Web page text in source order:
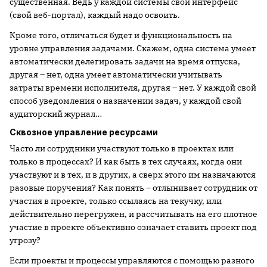
(свой веб-портал), каждый надо освоить.
Кроме того, отличаться будет и функциональность на
уровне управления задачами. Скажем, одна система умеет
автоматически делегировать задачи на время отпуска,
другая – нет, одна умеет автоматически учитывать
затраты времени исполнителя, другая – нет. У каждой свой
способ уведомления о назначении задач, у каждой свой
аудиторский журнал…
Сквозное управление ресурсами
Часто ли сотрудники участвуют только в проектах или
только в процессах? И как быть в тех случаях, когда они
участвуют и в тех, и в других, а сверх этого им назначаются
разовые поручения? Как понять – отлынивает сотрудник от
участия в проекте, только ссылаясь на текучку, или
действительно перегружен, и рассчитывать на его плотное
участие в проекте объективно означает ставить проект под
угрозу?
Если проекты и процессы управляются с помощью разного